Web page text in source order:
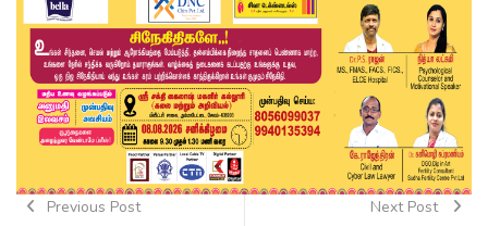
Previous Post Next Post